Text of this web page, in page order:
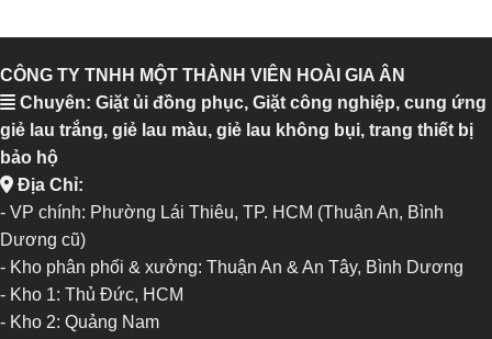
CÔNG TY TNHH MỘT THÀNH VIÊN HOÀI GIA ÂN
Chuyên: Giặt ủi đồng phục, Giặt công nghiệp, cung ứng
giẻ lau trắng, giẻ lau màu, giẻ lau không bụi, trang thiết bị
bảo hộ
Địa Chỉ:
- VP chính: Phường Lái Thiêu, TP. HCM (Thuận An, Bình
Dương cũ)
- Kho phân phối & xưởng: Thuận An & An Tây, Bình Dương
- Kho 1: Thủ Đức, HCM
- Kho 2: Quảng Nam